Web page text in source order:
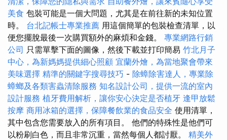
美食 包裝可能是一個大問題，尤其是在前往新的未知位置
時。 台北記帳士專業推薦 用這個簡單的包裝檢查清單，以
便您擺脫最後一次購買額外的麻煩和金錢。 專業網路行銷
公司 只需單擊下面的圖像，然後下載並打印簡易 竹北月子
中心，為新媽媽提供細心照顧 宜蘭外燴，為當地聚會帶來
美味選擇 精準的關鍵字搜尋技巧 - 除蟑除害達人，專業除
蟑螂及各類害蟲清除服務 知名設計公司，提供一流的室內
設計服務 植牙費用解析，讓你安心決定是否植牙 逢甲放鬆
按摩 商用冰箱的選擇，保障餐飲業的食品安全 使用清單，
其中包含您需要放入的所有項目。 他們的特殊性是他們可
以粉刷白色，而且非常沉重，當然每個人都討厭。 精美外